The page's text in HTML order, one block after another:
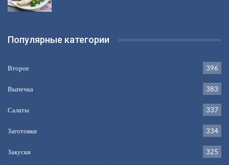
Популярные категории
Второе 396
Выпечка 383
Салаты 337
Заготовки 334
Закуски 325